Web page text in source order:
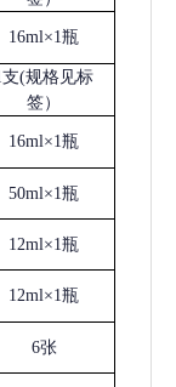
16ml×1瓶
支(规格见标
签）
16ml×1瓶
50ml×1瓶
12ml×1瓶
12ml×1瓶
6张